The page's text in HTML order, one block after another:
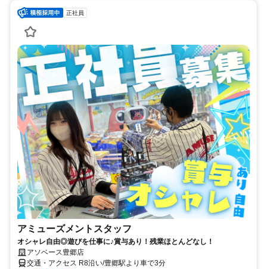
正社員
アミューズメントスタッフ
オシャレ自由◎遊びを仕事に♪賞与あり！残業ほとんどなし！
アソベース豊郷店
交通・アクセス R8沿い/豊郷駅より車で3分